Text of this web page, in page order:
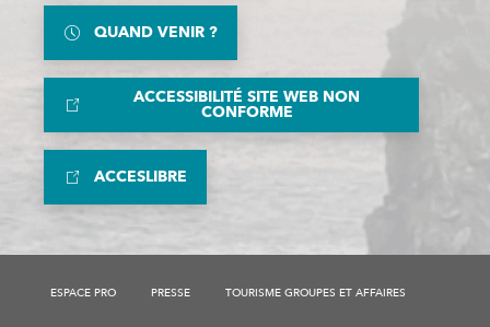
QUAND VENIR ?
ACCESSIBILITÉ SITE WEB NON
CONFORME
ACCESLIBRE
ESPACE PRO PRESSE TOURISME GROUPES ET AFFAIRES